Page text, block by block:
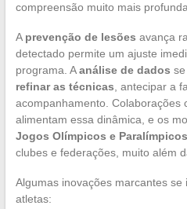
compreensão muito mais
A prevenção de lesões avança
detectado permite um ajuste
programa. Aanálise de dados
refinar as técnicas , antecipar a
acompanhamento. Colaborações
alimentam essa dinâmica, e os
Jogos Olímpicos e Paralímpicos
clubes e federações, muito além
Algumas inovações marcantes
atletas: